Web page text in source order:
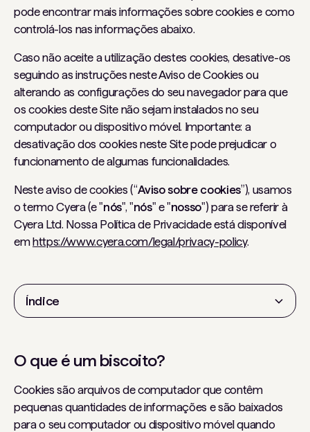
pode encontrar mais informações sobre cookies e como
controlá-los nas informações abaixo.
Caso não aceite a utilização destes cookies, desative-os
seguindo as instruções neste Aviso de Cookies ou
alterando as configurações do seu navegador para que
os cookies deste Site não sejam instalados no seu
computador ou dispositivo móvel. Importante: a
desativação dos cookies neste Site pode prejudicar o
funcionamento de algumas funcionalidades.
Neste aviso de cookies (“Aviso sobre cookies”), usamos
o termo Cyera (e "nós", "nós" e "nosso") para se referir à
Cyera Ltd. Nossa Política de Privacidade está disponível
emhttps://www.cyera.com/legal/privacy-policy.
O que é um biscoito?
Cookies são arquivos de computador que contêm
pequenas quantidades de informações e são baixados
para o seu computador ou dispositivo móvel quando
Índice
Título 3
Título 4